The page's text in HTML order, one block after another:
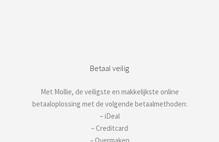
Betaal veilig
Met Mollie, de veiligste en makkelijkste online
betaaloplossing met de volgende betaalmethoden:
– iDeal
– Creditcard